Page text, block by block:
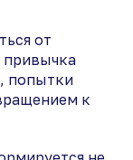
от
привычка
попытки
к